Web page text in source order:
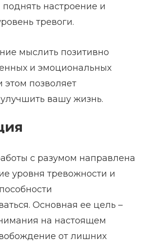
поднять настроение и
тревоги.
мыслить позитивно
и эмоциональных
этом позволяет
вашу жизнь.
с разумом направлена
уровня тревожности и
Основная ее цель –
на настоящем
от лишних